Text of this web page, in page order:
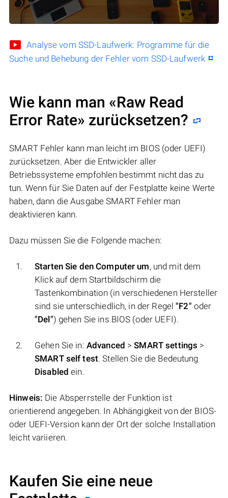
Analyse vom SSD-Laufwerk: Programme für die
Suche und Behebung der Fehler vom SSD-Laufwerk
Wie kann man «Raw Read
Error Rate» zurücksetzen?
SMART Fehler kann man leicht im BIOS (oder UEFI)
zurücksetzen. Aber die Entwickler aller
Betriebssysteme empfohlen bestimmt nicht das zu
tun. Wenn für Sie Daten auf der Festplatte keine Werte
haben, dann die Ausgabe SMART Fehler man
deaktivieren kann.
Dazu müssen Sie die Folgende machen:
Starten Sie den Computer um, und mit dem
Klick auf dem Startbildschirm die
Tastenkombination (in verschiedenen Hersteller
sind sie unterschiedlich, in der Regel"F2" oder
"Del") gehen Sie ins BIOS (oder UEFI).
Gehen Sie in: Аdvanced >SMART settings >
SMART self test. Stellen Sie die Bedeutung
Disabled ein.
Hinweis: Die Absperrstelle der Funktion ist
orientierend angegeben. In Abhängigkeit von der BIOS-
oder UEFI-Version kann der Ort der solche Installation
leicht variieren.
Kaufen Sie eine neue